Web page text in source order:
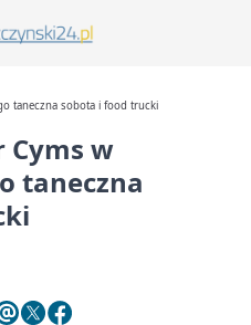
taneczna sobota i food trucki
Cyms w
taneczna